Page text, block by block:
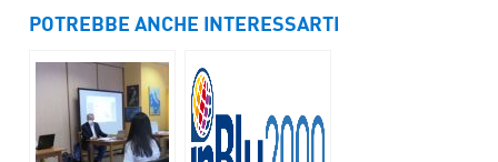
POTREBBE ANCHE INTERESSARTI